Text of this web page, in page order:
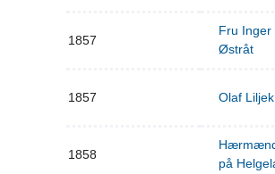
1857
Fru Inger
Østråt
1857 Olaf
1858
på